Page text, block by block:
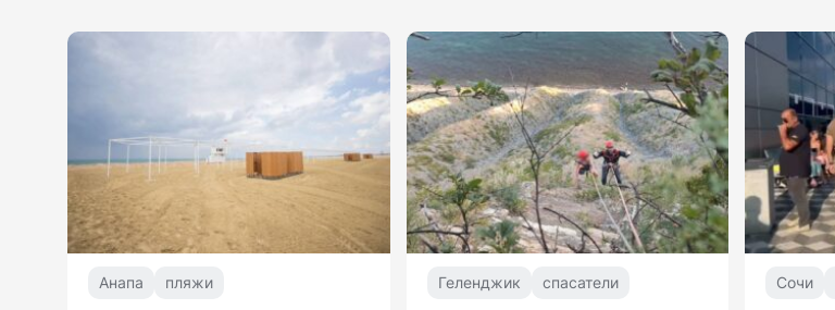
Анапа пляжи Геленджик спасатели Сочи